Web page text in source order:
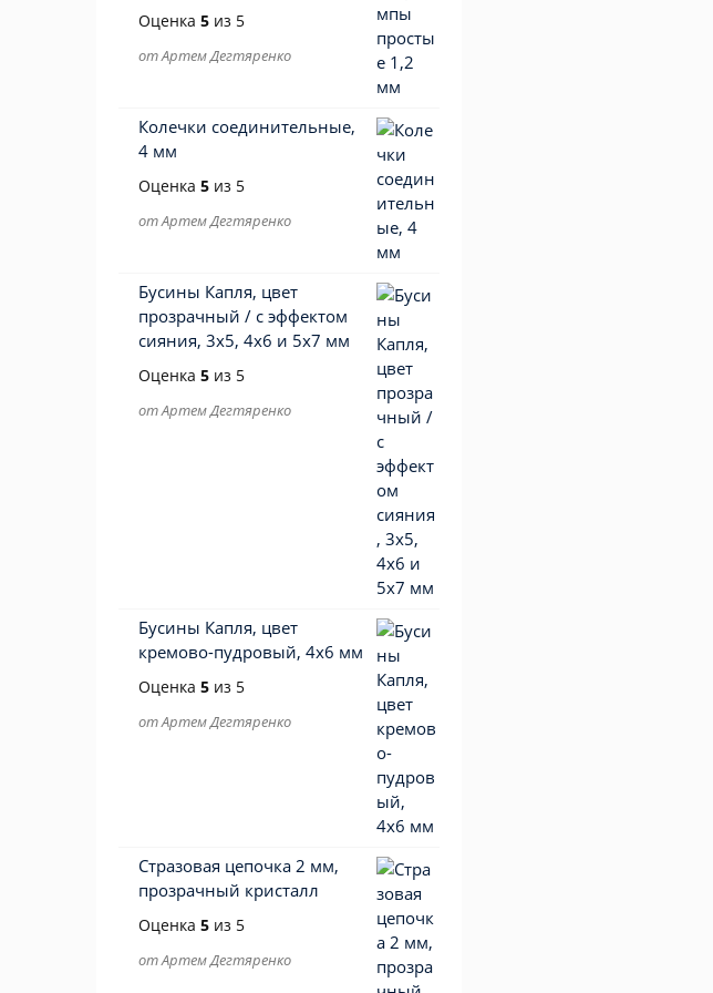
Оценка 5 из 5
от Артем Дегтяренко
Колечки соединительные,
4 мм
Оценка 5 из 5
от Артем Дегтяренко
Бусины Капля, цвет
прозрачный / с эффектом
сияния, 3х5, 4х6 и 5х7 мм
Оценка 5 из 5
от Артем Дегтяренко
Бусины Капля, цвет
кремово-пудровый, 4х6 мм
Оценка 5 из 5
от Артем Дегтяренко
Стразовая цепочка 2 мм,
прозрачный кристалл
Оценка 5 из 5
от Артем Дегтяренко